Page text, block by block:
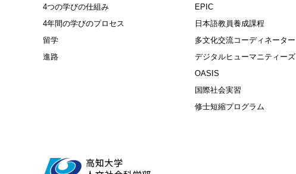
4つの学びの仕組み
4年間の学びのプロセス
留学
進路
EPIC
日本語教員養成課程
多文化交流コーディネーター
デジタルヒューマニティーズ
OASIS
国際社会実習
修士短縮プログラム